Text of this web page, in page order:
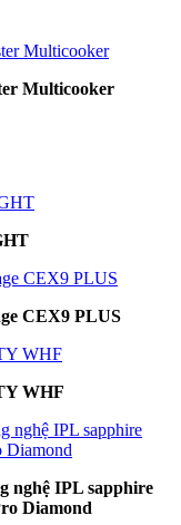
Multicooker
CEX9 PLUS
WHF
nghệ IPL sapphire
Diamond